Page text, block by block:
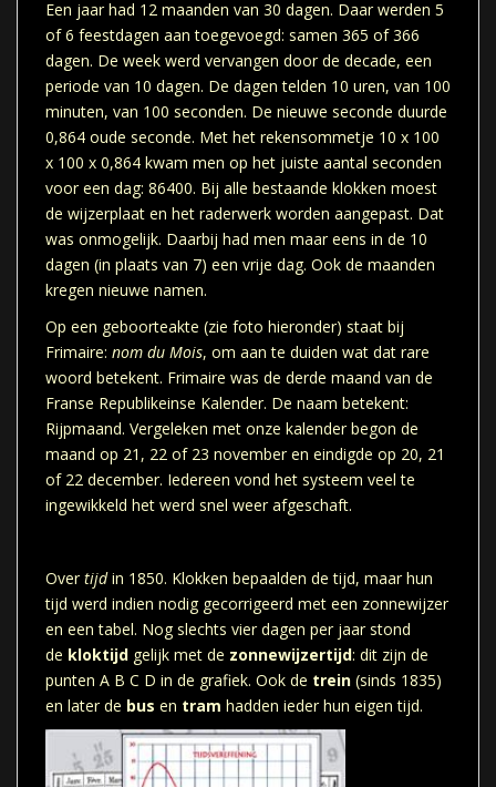
Een jaar had 12 maanden van 30 dagen. Daar werden 5
of 6 feestdagen aan toegevoegd: samen 365 of 366
dagen. De week werd vervangen door de decade, een
periode van 10 dagen. De dagen telden 10 uren, van 100
minuten, van 100 seconden. De nieuwe seconde duurde
0,864 oude seconde. Met het rekensommetje 10 x 100
x 100 x 0,864 kwam men op het juiste aantal seconden
voor een dag: 86400. Bij alle bestaande klokken moest
de wijzerplaat en het raderwerk worden aangepast. Dat
was onmogelijk. Daarbij had men maar eens in de 10
dagen (in plaats van 7) een vrije dag. Ook de maanden
kregen nieuwe namen.
Op een geboorteakte (zie foto hieronder) staat bij
Frimaire: nom du Mois, om aan te duiden wat dat rare
woord betekent. Frimaire was de derde maand van de
Franse Republikeinse Kalender. De naam betekent:
Rijpmaand. Vergeleken met onze kalender begon de
maand op 21, 22 of 23 november en eindigde op 20, 21
of 22 december. Iedereen vond het systeem veel te
ingewikkeld het werd snel weer afgeschaft.
Overtijdin 1850. Klokken bepaalden de tijd, maar hun
tijd werd indien nodig gecorrigeerd met een zonnewijzer
en een tabel. Nog slechts vier dagen per jaar stond
de kloktijd gelijk met de zonnewijzertijd: dit zijn de
punten A B C D in de grafiek. Ook de trein (sinds 1835)
en later de bus en tram hadden ieder hun eigen tijd.